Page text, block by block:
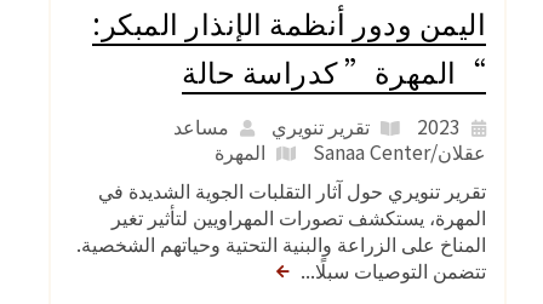
اليمن ودور أنظمة الإنذار المبكر:
“المهرة” كدراسة حالة
تقرير تنويري
مساعد
عقلان/Sanaa Center
المهرة
تقرير تنويري حول آثار التقلبات الجوية الشديدة في
المهرة، يستكشف تصورات المهراويين لتأثير تغير
المناخ على الزراعة والبنية التحتية وحياتهم الشخصية.
تتضمن التوصيات سبلًا...